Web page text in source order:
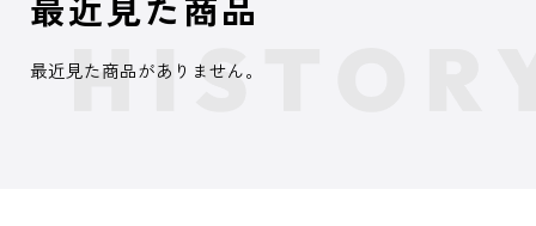
最近見た商品がありません。